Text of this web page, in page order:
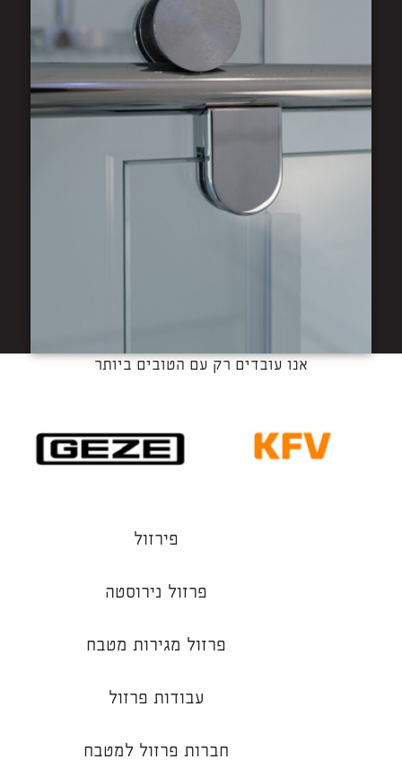
אנו עובדים רק עם הטובים ביותר
פירזול
פרזול נירוסטה
פרזול מגירות מטבח
עבודות פרזול
חברות פרזול למטבח